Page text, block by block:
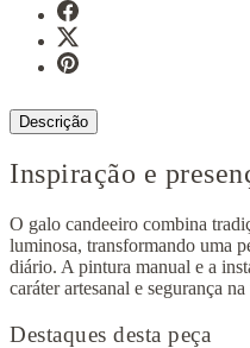
Descrição
Inspiração e
O galo candeeiro combina
luminosa, transformando uma
diário. A pintura manual e a
caráter artesanal e segurança
Destaques desta peça